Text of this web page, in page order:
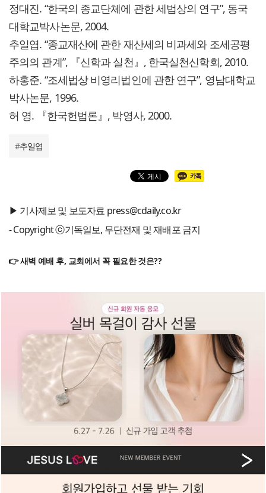
정대진. “한국의 종교단체에 관한 세법상의 연구”, 동국
대학교박사논문, 2004.
추일엽. “종교재산에 관한 재산세의 비과세와 조세공평
주의의 관계”, 『신학과 실천』, 한국실천신학회, 2010.
하홍준. “조세법상 비영리법인에 관한 연구”, 영남대학교
박사논문, 1996.
허 영. 『한국헌법론』, 박영사, 2000.
#추일엽
▶ 기사제보 및 보도자료 press@cdaily.co.kr
- Copyright ⓒ기독일보, 무단전재 및 재배포 금지
👉 새벽 예배 후, 교회에서 꼭 필요한 것은??